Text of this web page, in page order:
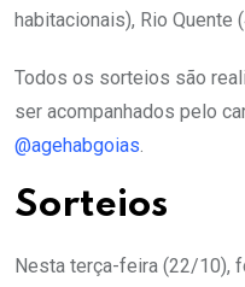
habitacionais), Rio Quente
Todos os sorteios são
ser acompanhados pelo
@agehabgoias.
Sorteios
Nesta terça-feira (22/10),